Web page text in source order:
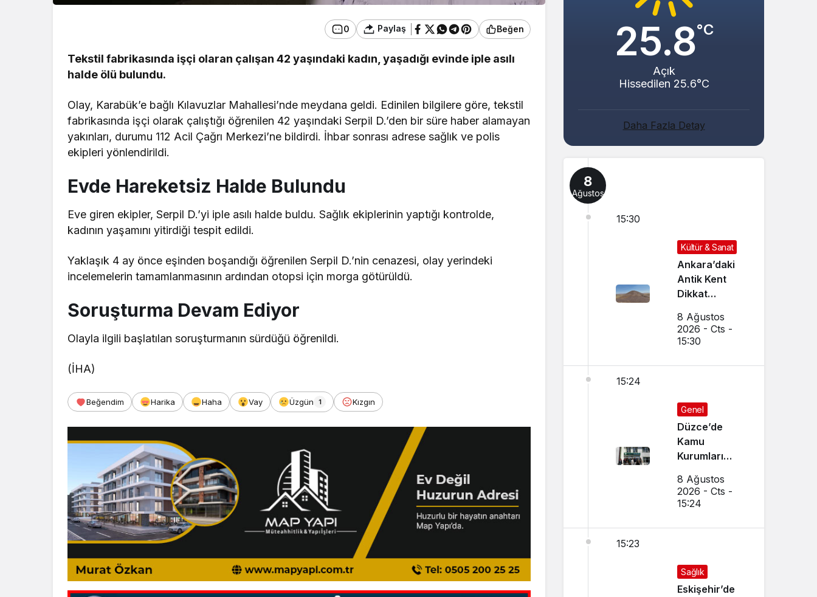
0 Paylaş Beğen
Tekstil fabrikasında işçi olaran çalışan 42 yaşındaki kadın, yaşadığı evinde iple asılı
halde ölü bulundu.
Olay, Karabük’e bağlı Kılavuzlar Mahallesi’nde meydana geldi. Edinilen bilgilere göre, tekstil
fabrikasında işçi olarak çalıştığı öğrenilen 42 yaşındaki Serpil D.’den bir süre haber alamayan
yakınları, durumu 112 Acil Çağrı Merkezi’ne bildirdi. İhbar sonrası adrese sağlık ve polis
ekipleri yönlendirildi.
Evde Hareketsiz Halde Bulundu
Eve giren ekipler, Serpil D.’yi iple asılı halde buldu. Sağlık ekiplerinin yaptığı kontrolde,
kadının yaşamını yitirdiği tespit edildi.
Yaklaşık 4 ay önce eşinden boşandığı öğrenilen Serpil D.’nin cenazesi, olay yerindeki
incelemelerin tamamlanmasının ardından otopsi için morga götürüldü.
Soruşturma Devam Ediyor
Olayla ilgili başlatılan soruşturmanın sürdüğü öğrenildi.
(İHA)
Beğendim Harika Haha Vay Üzgün 1 Kızgın
25.8°C
Açık
Hissedilen 25.6°C
Daha Fazla Detay
8
Ağustos
15:30
Kültür & Sanat
Ankara’daki
Antik Kent
Dikkat
8 Ağustos
2026 - Cts -
15:30
15:24
Genel
Düzce’de
Kamu
Kurumları
Birliği
Toplantısı
8 Ağustos
2026 - Cts -
15:24
15:23
Sağlık
Eskişehir’de